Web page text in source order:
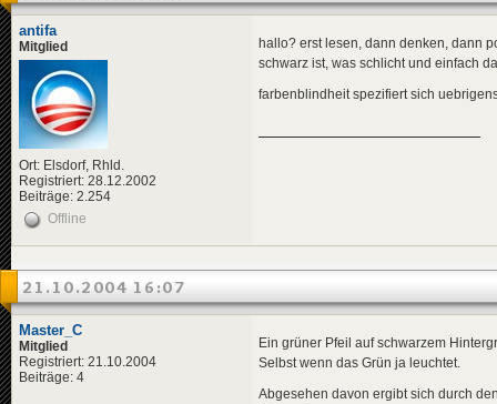
antifa
Mitglied
Ort: Elsdorf, Rhld.
Registriert: 28.12.2002
Beiträge: 2.254
hallo? erst lesen, dann denken, dann
schwarz ist, was schlicht und einfach
farbenblindheit spezifiert sich
Offline
21.10.2004 16:07
Master_C
Mitglied
Registriert: 21.10.2004
Beiträge: 4
Ein grüner Pfeil auf schwarzem
Selbst wenn das Grün ja leuchtet.
Abgesehen davon ergibt sich durch